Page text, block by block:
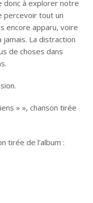
donc à explorer notre
percevoir tout un
encore apparu, voire
La distraction
de choses dans
» », chanson tirée
tirée de l’album :